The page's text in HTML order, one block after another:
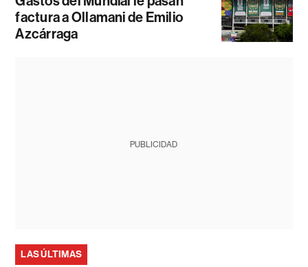
factura a Ollamani de Emilio
Azcárraga
PUBLICIDAD
LAS ÚLTIMAS